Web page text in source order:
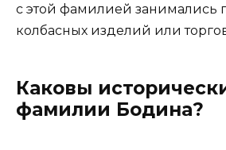
с этой фамилией занимались
колбасных изделий или
Каковы
фамилии Бодина?